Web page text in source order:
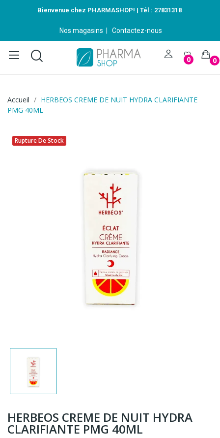
Bienvenue chez PHARMASHOP! | Tél : 27831318
Nos magasins Contactez-nous
0 0
Accueil
HERBEOS CREME DE NUIT HYDRA CLARIFIANTE
PMG 40ML
Rupture De Stock
HERBEOS CREME DE NUIT HYDRA
CLARIFIANTE PMG 40ML